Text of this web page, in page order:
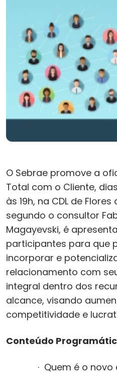
O Sebrae promove a
Total com o Cliente,
às 19h, na CDL de
segundo o consultor
Magayevski, é
participantes para que
incorporar e
relacionamento com
integral dentro dos
alcance, visando
competitividade e
Conteúdo
· Quem é o novo